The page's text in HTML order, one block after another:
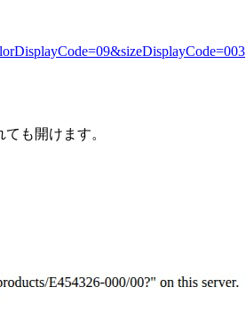
も開けます。